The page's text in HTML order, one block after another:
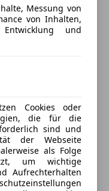
Probefahrten
möglich)
ggfs. gesondert
sind unverbindlich
& Rabatt holen
Messung von
von Inhalten,
Entwicklung und
Cookies oder
die für die
sind und
der Webseite
als Folge
um wichtige
Aufrechterhalten